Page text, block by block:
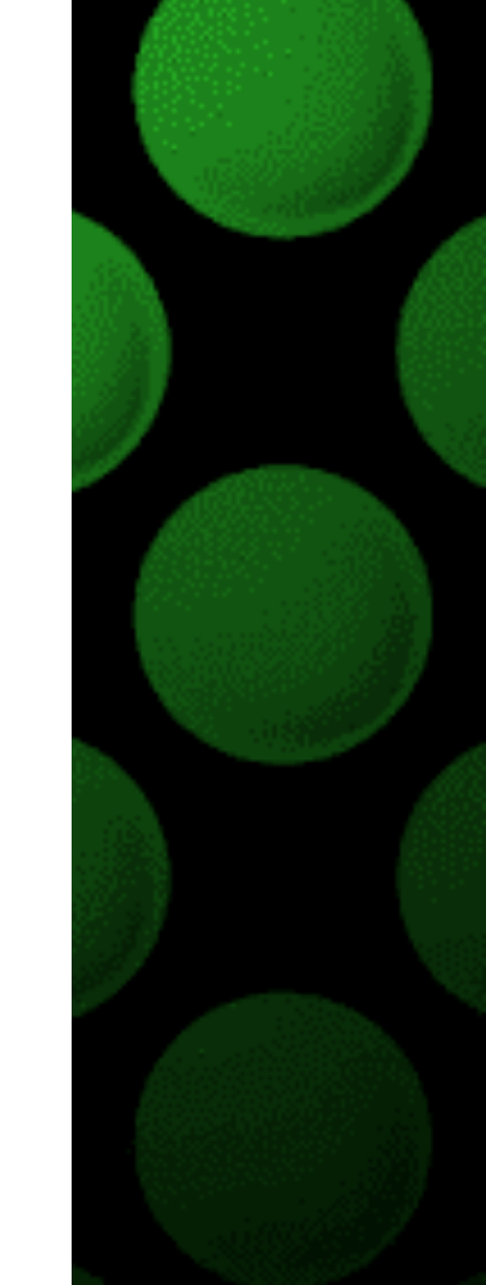
previamente (con más títulos en camino a
ser compatibles con la función Transmite tu
Propios Juegos). Pueden leer más...